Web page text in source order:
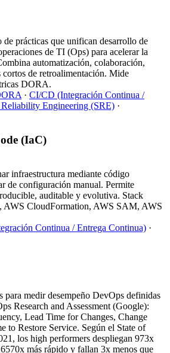
prácticas que unifican desarrollo de
de TI (Ops) para acelerar la
automatización, colaboración,
de retroalimentación. Mide
DORA.
· CI/CD (Integración Continua /
Reliability Engineering (SRE) ·
(IaC)
infraestructura mediante código
de configuración manual. Permite
auditable y evolutiva. Stack
AWS CloudFormation, AWS SAM, AWS
Continua / Entrega Continua) ·
para medir desempeño DevOps definidas
Research and Assessment (Google):
Lead Time for Changes, Change
to Restore Service. Según el State of
los high performers despliegan 973x
más rápido y fallan 3x menos que